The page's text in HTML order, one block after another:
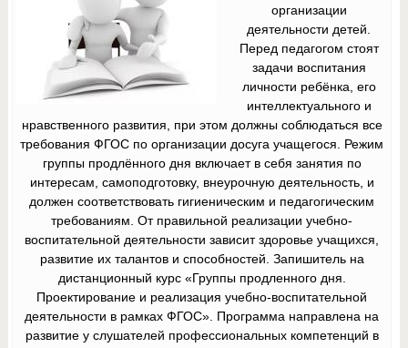
организации
деятельности детей.
Перед педагогом стоят
задачи воспитания
личности ребёнка, его
интеллектуального и
нравственного развития, при этом должны соблюдаться все
требования ФГОС по организации досуга учащегося. Режим
группы продлённого дня включает в себя занятия по
интересам, самоподготовку, внеурочную деятельность, и
должен соответствовать гигиеническим и педагогическим
требованиям. От правильной реализации учебно-
воспитательной деятельности зависит здоровье учащихся,
развитие их талантов и способностей. Запишитель на
дистанционный курс «Группы продленного дня.
Проектирование и реализация учебно-воспитательной
деятельности в рамках ФГОС». Программа направлена на
развитие у слушателей профессиональных компетенций в